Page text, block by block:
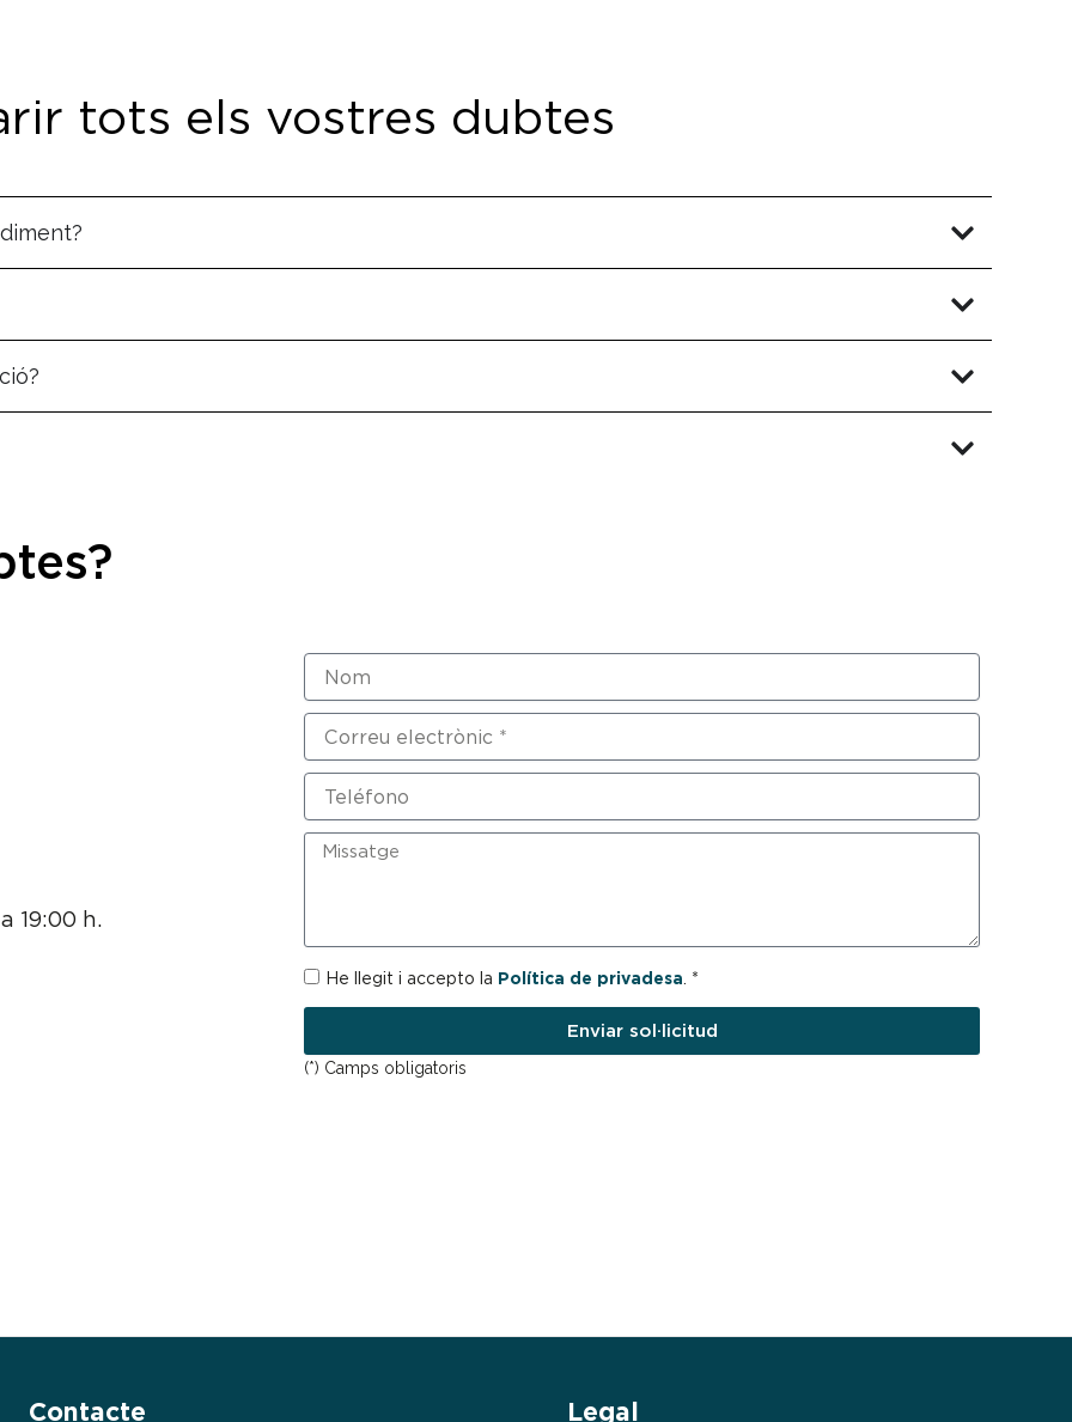
tots els vostres dubtes
19:00 h.
Nom
Correu
electrònic
Telèfon
Missatge
GDPRHe llegit i accepto la Política de privadesa . *
Enviar sol·licitud
(*) Camps obligatoris
Contacte Legal